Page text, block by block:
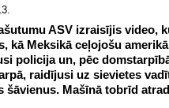
ASV izraisījis video,
kā Meksikā ceļojošu
policija un, pēc
raidījusi uz sievietes
šāvienus. Mašīnā tobrīd